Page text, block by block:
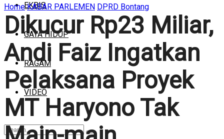
EKBIS
GAYA HIDUP
RAGAM
VIDEO
Home KABAR PARLEMEN DPRD Bontang
Dikucur Rp23 Miliar,
Andi Faiz Ingatkan
Pelaksana Proyek
MT Haryono Tak